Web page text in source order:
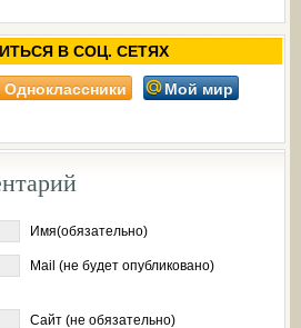
В СОЦ. СЕТЯХ
Одноклассники Мой мир
Имя(обязательно)
Mail (не будет опубликовано)
Сайт (не обязательно)